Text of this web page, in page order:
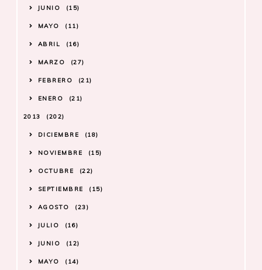
JUNIO 15
MAYO 11
ABRIL 16
MARZO 27
FEBRERO 21
ENERO 21
2013 202
DICIEMBRE 18
NOVIEMBRE 15
OCTUBRE 22
SEPTIEMBRE 15
AGOSTO 23
JULIO 16
JUNIO 12
MAYO 14